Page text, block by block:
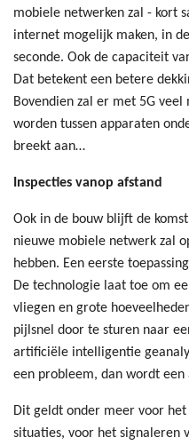
mobiele netwerken zal - kort
internet mogelijk maken, in
seconde. Ook de capaciteit
Dat betekent een betere
Bovendien zal er met 5G
worden tussen apparaten
breekt aan…
Inspecties vanop afstand
Ook in de bouw blijft de
nieuwe mobiele netwerk zal
hebben. Een eerste
De technologie laat toe om
vliegen en grote
pijlsnel door te sturen naar
artificiële intelligentie
een probleem, dan wordt
Dit geldt onder meer voor
situaties, voor het signaleren